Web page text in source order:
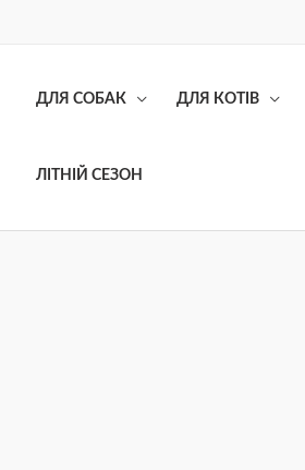
ДЛЯ СОБАК ДЛЯ КОТІВ
ЛІТНІЙ СЕЗОН